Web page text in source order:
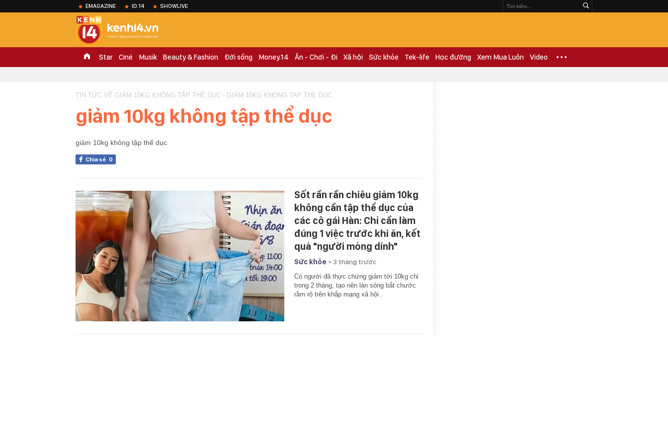
EMAGAZINE ID.14 SHOWLIVE
Star Ciné Musik Beauty & Fashion Đời sống Money.14 Ăn - Chơi - Đi Xã hội Sức khỏe Tek-life Học đường Xem Mua Luôn Video
TIN TỨC VỀ GIẢM 10KG KHÔNG TẬP THỂ DỤC - GIAM 10KG KHONG TAP THE DUC
giảm 10kg không tập thể dục
giảm 10kg không tập thể dục
Chia sẻ 0
Sốt rần rần chiêu giảm 10kg
không cần tập thể dục của
các cô gái Hàn: Chỉ cần làm
đúng 1 việc trước khi ăn, kết
quả "người mỏng dính"
Sức khỏe - 3 tháng trước
Có người đã thực chứng giảm tới 10kg chỉ
trong 2 tháng, tạo nên làn sóng bắt chước
rầm rộ trên khắp mạng xã hội .